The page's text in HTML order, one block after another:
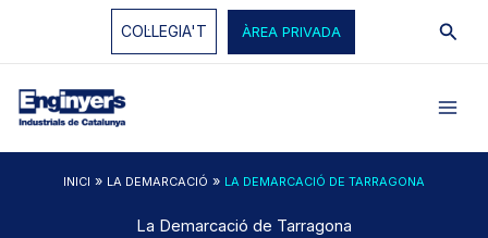
COL·LEGIA'T ÀREA PRIVADA
INICI » LA DEMARCACIÓ » LA DEMARCACIÓ DE TARRAGONA
La Demarcació de Tarragona